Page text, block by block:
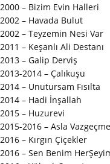
2000 – Bizim Evin Halleri
2002 – Havada Bulut
2002 – Teyzemin Nesi Var
2011 – Keşanlı Ali Destanı
2013 – Galip Derviş
2013-2014 – Çalıkuşu
2014 – Unutursam Fısılta
2014 – Hadi İnşallah
2015 – Huzurevi
2015-2016 – Asla
2016 – Kırgın Çiçekler
2016 – Sen Benim